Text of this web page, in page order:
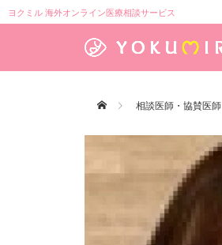
ヨクミル 海外オンライン医療相談サービス
相談医師・協賛医師